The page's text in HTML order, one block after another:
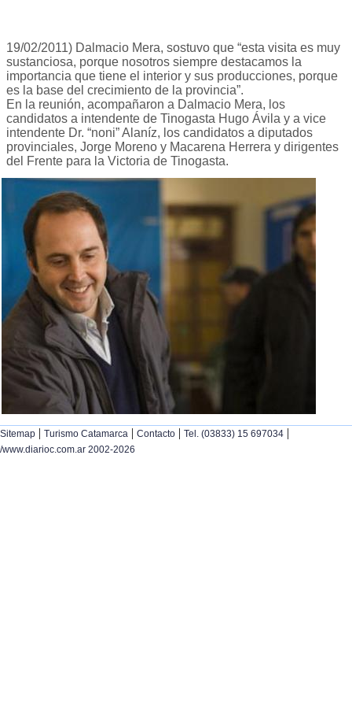
19/02/2011) Dalmacio Mera, sostuvo que “esta visita es muy
sustanciosa, porque nosotros siempre destacamos la
importancia que tiene el interior y sus producciones, porque
es la base del crecimiento de la provincia”.
En la reunión, acompañaron a Dalmacio Mera, los
candidatos a intendente de Tinogasta Hugo Ávila y a vice
intendente Dr. “noni” Alaníz, los candidatos a diputados
provinciales, Jorge Moreno y Macarena Herrera y dirigentes
del Frente para la Victoria de Tinogasta.
Sitemap | Turismo Catamarca | Contacto | Tel. (03833) 15 697034 |
/www.diarioc.com.ar 2002-2026